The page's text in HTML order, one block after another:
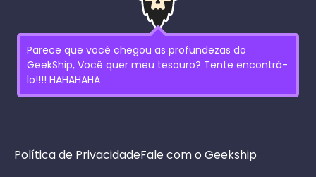
Parece que você chegou as profundezas do
GeekShip, Você quer meu tesouro? Tente encontrá-
lo!!!! HAHAHAHA
Política de PrivacidadeFale com o Geekship